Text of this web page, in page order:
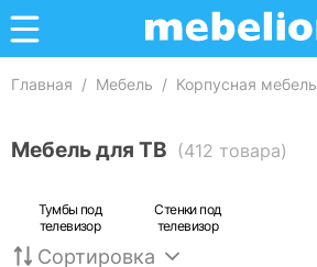
Главная / Мебель / Корпусная мебель
Мебель для ТВ (412 товара)
Тумбы под
телевизор
Стенки под
телевизор
Сортировка